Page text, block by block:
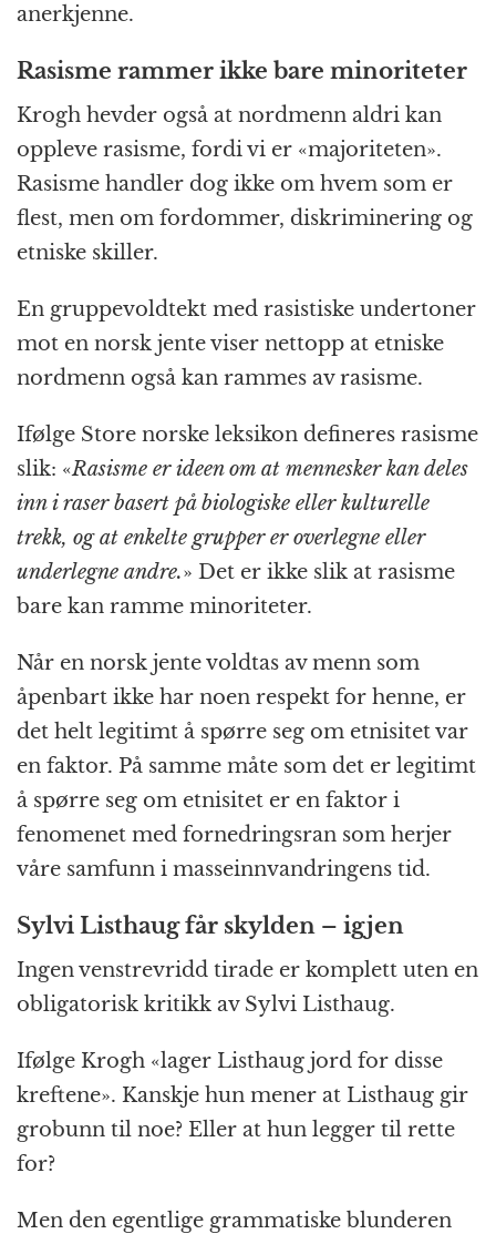
anerkjenne.
Rasisme rammer ikke bare minoriteter
Krogh hevder også at nordmenn aldri kan
oppleve rasisme, fordi vi er «majoriteten».
Rasisme handler dog ikke om hvem som er
flest, men om fordommer, diskriminering og
etniske skiller.
En gruppevoldtekt med rasistiske undertoner
mot en norsk jente viser nettopp at etniske
nordmenn også kan rammes av rasisme.
Ifølge Store norske leksikon defineres rasisme
slik: «Rasisme er ideen om at mennesker kan deles
inn i raser basert på biologiske eller kulturelle
trekk, og at enkelte grupper er overlegne eller
underlegne andre.» Det er ikke slik at rasisme
bare kan ramme minoriteter.
Når en norsk jente voldtas av menn som
åpenbart ikke har noen respekt for henne, er
det helt legitimt å spørre seg om etnisitet var
en faktor. På samme måte som det er legitimt
å spørre seg om etnisitet er en faktor i
fenomenet med fornedringsran som herjer
våre samfunn i masseinnvandringens tid.
Sylvi Listhaug får skylden – igjen
Ingen venstrevridd tirade er komplett uten en
obligatorisk kritikk av Sylvi Listhaug.
Ifølge Krogh «lager Listhaug jord for disse
kreftene». Kanskje hun mener at Listhaug gir
grobunn til noe? Eller at hun legger til rette
for?
Men den egentlige grammatiske blunderen